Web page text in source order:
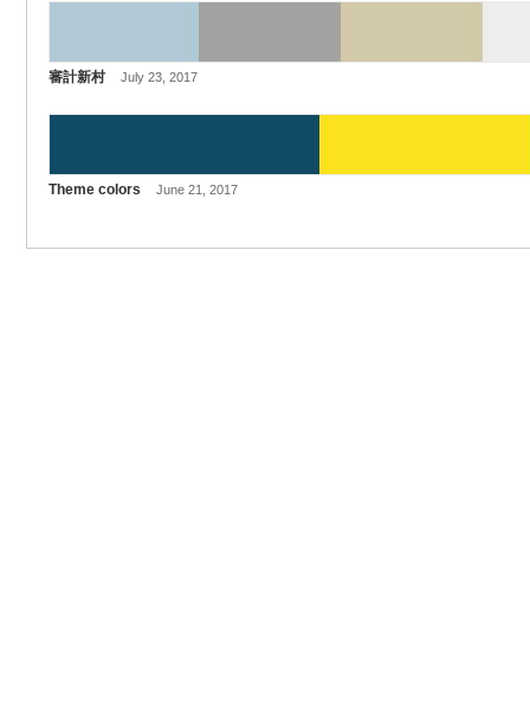
審計新村 July 23, 2017
Theme colors June 21, 2017